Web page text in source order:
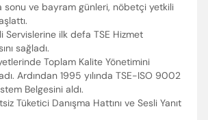
sonu ve bayram günleri, nöbetçi yetkili
Servislerine ilk defa TSE Hizmet
sağladı.
Toplam Kalite Yönetimini
Ardından 1995 yılında TSE-ISO 9002
Belgesini aldı.
Tüketici Danışma Hattını ve Sesli Yanıt